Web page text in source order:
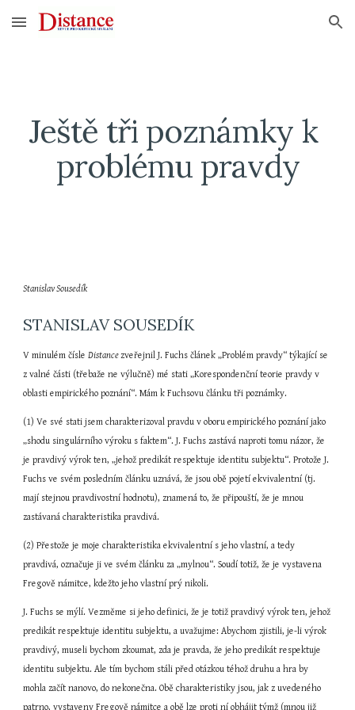
Skip to main content Skip to navigation
Ještě tři poznámky k
problému pravdy
Stanislav Sousedík
STANISLAV SOUSEDÍK
V minulém čísle Distance zveřejnil J. Fuchs článek „Problém pravdy“ týkající se
z valné části (třebaže ne výlučně) mé stati „Korespondenční teorie pravdy v
oblasti empirického poznání“. Mám k Fuchsovu článku tři poznámky.
(1) Ve své stati jsem charakterizoval pravdu v oboru empirického poznání jako
„shodu singulárního výroku s faktem“. J. Fuchs zastává naproti tomu názor, že
je pravdivý výrok ten, „jehož predikát respektuje identitu subjektu“. Protože J.
Fuchs ve svém posledním článku uznává, že jsou obě pojetí ekvivalentní (tj.
mají stejnou pravdivostní hodnotu), znamená to, že připouští, že je mnou
zastávaná charakteristika pravdivá.
(2) Přestože je moje charakteristika ekvivalentní s jeho vlastní, a tedy
pravdivá, označuje ji ve svém článku za „mylnou“. Soudí totiž, že je vystavena
Fregově námitce, kdežto jeho vlastní prý nikoli.
J. Fuchs se mýlí. Vezměme si jeho definici, že je totiž pravdivý výrok ten, jehož
predikát respektuje identitu subjektu, a uvažujme: Abychom zjistili, je-li výrok
pravdivý, museli bychom zkoumat, zda je pravda, že jeho predikát respektuje
identitu subjektu. Ale tím bychom stáli před otázkou téhož druhu a hra by
mohla začít nanovo, do nekonečna. Obě charakteristiky jsou, jak z uvedeného
patrno, vystaveny Fregově námitce a obě lze proti ní obhájit týmž (mnou již